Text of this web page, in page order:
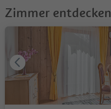
Zimmer entdecken